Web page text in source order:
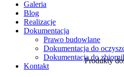
Galeria
Blog
Realizacje
Dokumentacja
Prawo budowlane
Dokumentacja do
Dokumentacja do
Kontakt
Produkty